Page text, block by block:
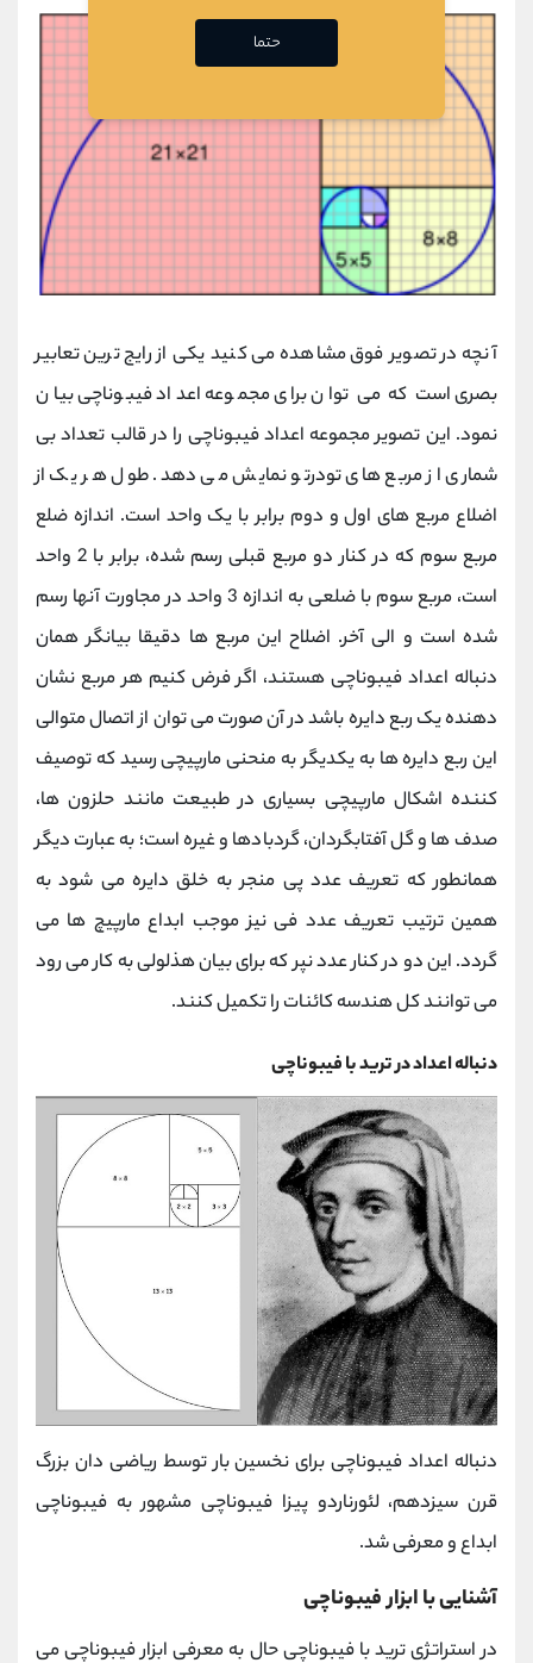
آنچه در تصویر فوق مشاهده می کنید یکی از رایج ترین تعابیر
بصری است که می توان برای مجموعه اعداد فیبوناچی بیان
نمود. این تصویر مجموعه اعداد فیبوناچی را در قالب تعداد بی
شماری از مربع های تودرتو نمایش می دهد. طول هر یک از
اضلاع مربع های اول و دوم برابر با یک واحد است. اندازه ضلع
مربع سوم که در کنار دو مربع قبلی رسم شده، برابر با 2 واحد
است، مربع سوم با ضلعی به اندازه 3 واحد در مجاورت آنها رسم
شده است و الی آخر. اضلاح این مربع ها دقیقا بیانگر همان
دنباله اعداد فیبوناچی هستند، اگر فرض کنیم هر مربع نشان
دهنده یک ربع دایره باشد در آن صورت می توان از اتصال متوالی
این ربع دایره ها به یکدیگر به منحنی مارپیچی رسید که توصیف
کننده اشکال مارپیچی بسیاری در طبیعت مانند حلزون ها،
صدف ها و گل آفتابگردان، گردبادها و غیره است؛ به عبارت دیگر
همانطور که تعریف عدد پی منجر به خلق دایره می شود به
همین ترتیب تعریف عدد فی نیز موجب ابداع مارپیچ ها می
گردد. این دو در کنار عدد نپر که برای بیان هذلولی به کار می رود
می توانند کل هندسه کائنات را تکمیل کنند.
دنباله اعداد در ترید با فیبوناچی
دنباله اعداد فیبوناچی برای نخسین بار توسط ریاضی دان بزرگ
قرن سیزدهم، لئورناردو پیزا فیبوناچی مشهور به فیبوناچی
ابداع و معرفی شد.
آشنایی با ابزار فیبوناچی
در استراتژی ترید با فیبوناچی حال به معرفی ابزار فیبوناچی می
حتما